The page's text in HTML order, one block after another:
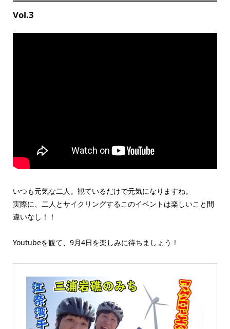
Vol.3
いつも元気な二人。観ているだけで元気になりますね。
実際に、二人とサイクリングするこのイベントは楽しいこと間
違いなし！！
Youtubeを観て、9月4日を楽しみに待ちましょう！